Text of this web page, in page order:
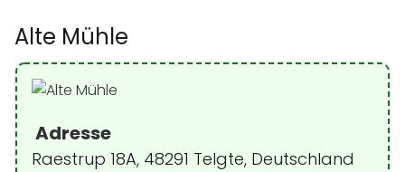
Alte Mühle
Adresse
Raestrup 18A, 48291 Telgte, Deutschland